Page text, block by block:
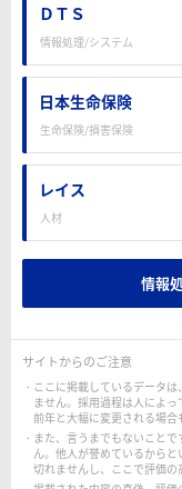
ＤＴＳ
情報処理/システム
日本生命保険
生命保険/損害保険
レイス
人材
情報
サイトからのご注意
ここに掲載しているデータ
ません。採用過程は人によ
前年と大幅に変更される場合
また、言うまでもないこと
ん。他人が誉めているから
切れませんし、ここで評価の